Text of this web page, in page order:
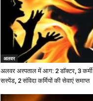
अलवर
अलवर अस्पताल में आग: 2 डॉक्टर, 3 कर्मी
सस्पेंड, 2 संविदा कर्मियों की सेवाएं समाप्त